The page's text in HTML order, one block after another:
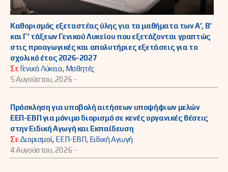
Καθορισμός εξεταστέας ύλης για τα μαθήματα των Α’, Β’
και Γ’ τάξεων Γενικού Λυκείου που εξετάζονται γραπτώς
στις προαγωγικές και απολυτήριες εξετάσεις για το
σχολικό έτος 2026-2027
ΣεΓενικά Λύκεια, Μαθητές
5 Αυγούστου, 2026 -
Πρόσκληση για υποβολή αιτήσεων υποψήφιων μελών
ΕΕΠ-ΕΒΠ για μόνιμο διορισμό σε κενές οργανικές θέσεις
στην Ειδική Αγωγή και Εκπαίδευση
ΣεΔιορισμοί, ΕΕΠ-ΕΒΠ, Ειδική Αγωγή
4 Αυγούστου, 2026 -